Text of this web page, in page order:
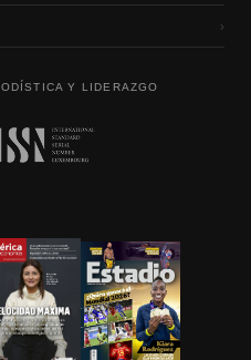
›
Y LIDERAZGO